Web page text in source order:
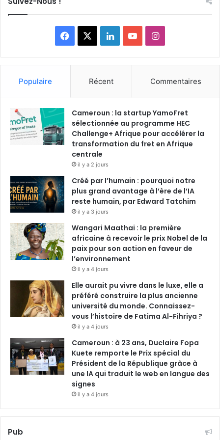
a
b
o
o
L
i
e
d
o
u
b
I
n
a
g
m
Populaire Récent Commentaires
Cameroun : la startup YamoFret
sélectionnée au programme HEC
Challenge+ Afrique pour accélérer la
transformation du fret en Afrique
centrale
il y a 2 jours
Créé par l’humain : pourquoi notre
plus grand avantage à l’ère de l’IA
reste humain, par Edward Tatchim
il y a 3 jours
Wangari Maathai : la première
africaine à recevoir le prix Nobel de la
paix pour son action en faveur de
l’environnement
il y a 4 jours
Elle aurait pu vivre dans le luxe, elle a
préféré construire la plus ancienne
université du monde. Connaissez-
vous l’histoire de Fatima Al-Fihriya ?
il y a 4 jours
Cameroun : à 23 ans, Duclaire Fopa
Kuete remporte le Prix spécial du
Président de la République grâce à
une IA qui traduit le web en langue des
signes
il y a 4 jours
Pub